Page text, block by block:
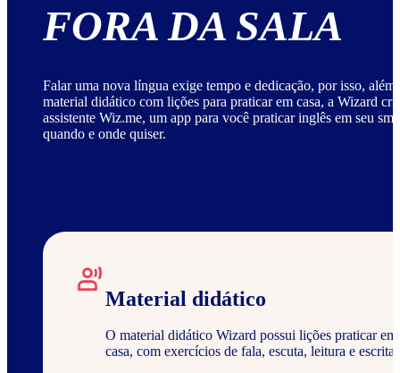
FORA DA SALA
Falar uma nova língua exige tempo e dedicação, por isso, além
material didático com lições para praticar em casa, a Wizard
assistente Wiz.me, um app para você praticar inglês em seu
quando e onde quiser.
Material didático
O material didático Wizard possui lições praticar em
casa, com exercícios de fala, escuta, leitura e escrita.